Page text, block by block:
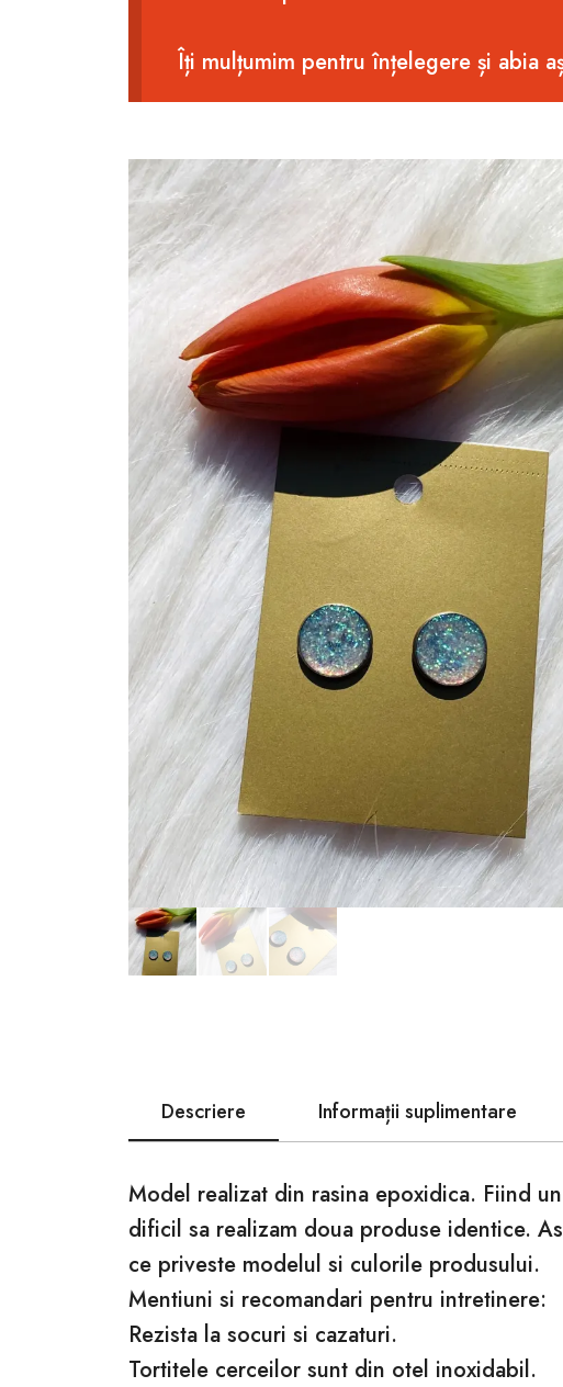
Îți mulțumim pentru înțelegere și abia
Descriere Informații suplimentare
Model realizat din rasina epoxidica. Fiind
dificil sa realizam doua produse identice.
ce priveste modelul si culorile produsului.
Mentiuni si recomandari pentru intretinere:
Rezista la socuri si cazaturi.
Tortitele cerceilor sunt din otel inoxidabil.